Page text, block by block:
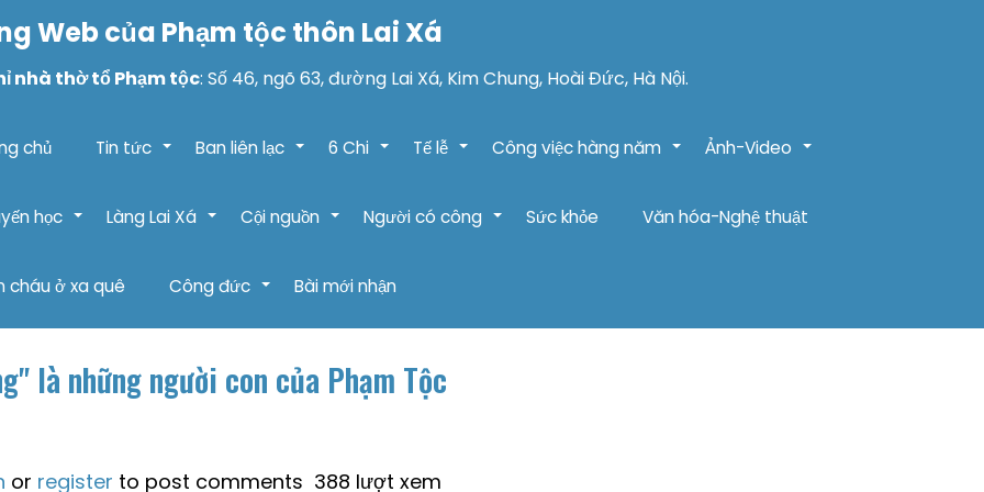
Web của Phạm tộc thôn Lai Xá
nhà thờ tổ Phạm tộc: Số 46, ngõ 63, đường Lai Xá, Kim Chung, Hoài Đức, Hà Nội.
chủ +
Tin tức +
Ban liên lạc +
6 Chi +
Tế lễ +
Công việc hàng năm +
Ảnh-Video
+
học +
Làng Lai Xá +
Cội nguồn +
Người có công Sức khỏe Văn hóa-Nghệ thuật
cháu ở xa quê +
Công đức Bài mới nhận
là những người con của Phạm Tộc
or register to post comments 388 lượt xem